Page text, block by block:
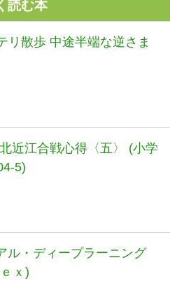
読む本
リ散歩 中途半端な逆さま
近江合戦心得〈五〉 (小学
5)
ル・ディープラーニング
ｘ)